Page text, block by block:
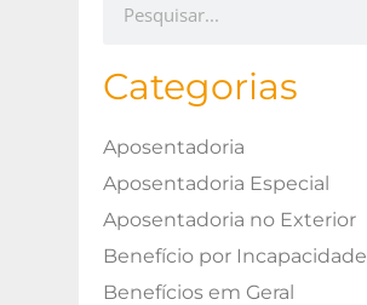
Categorias
Aposentadoria
Aposentadoria Especial
Aposentadoria no Exterior
Benefício por Incapacidade
Benefícios em Geral